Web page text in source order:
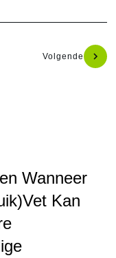
Volgende
Wanneer
Kan